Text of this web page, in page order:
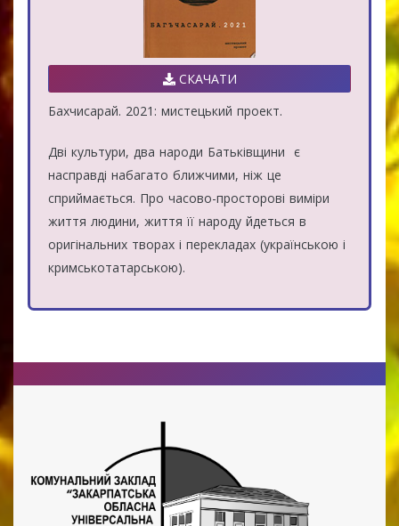
СКАЧАТИ
Бахчисарай. 2021: мистецький проект.
Дві культури, два народи Батьківщини є
насправді набагато ближчими, ніж це
сприймається. Про часово-просторові виміри
життя людини, життя її народу йдеться в
оригінальних творах і перекладах (українською і
кримськотатарською).